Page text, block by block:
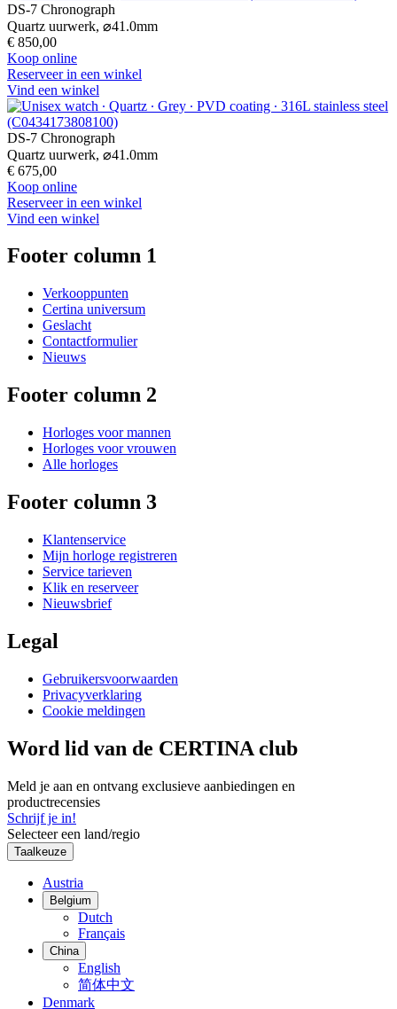
DS-7 Chronograph
Quartz uurwerk, ⌀41.0mm
€ 850,00
Koop online
Reserveer in een winkel
Vind een winkel
DS-7 Chronograph
Quartz uurwerk, ⌀41.0mm
€ 675,00
Koop online
Reserveer in een winkel
Vind een winkel
Footer column 1
Verkooppunten
Certina universum
Geslacht
Contactformulier
Nieuws
Footer column 2
Horloges voor mannen
Horloges voor vrouwen
Alle horloges
Footer column 3
Klantenservice
Mijn horloge registreren
Service tarieven
Klik en reserveer
Nieuwsbrief
Legal
Gebruikersvoorwaarden
Privacyverklaring
Cookie meldingen
Word lid van de CERTINA club
Meld je aan en ontvang exclusieve aanbiedingen en
productrecensies
Schrijf je in!
Selecteer een land/regio
Taalkeuze
Austria
Belgium
Dutch
Français
China
English
简体中文
Denmark